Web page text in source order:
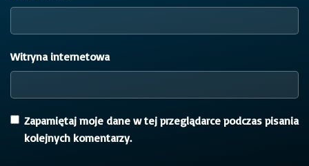
Witryna internetowa
Zapamiętaj moje dane w tej przeglądarce podczas pisania
kolejnych komentarzy.